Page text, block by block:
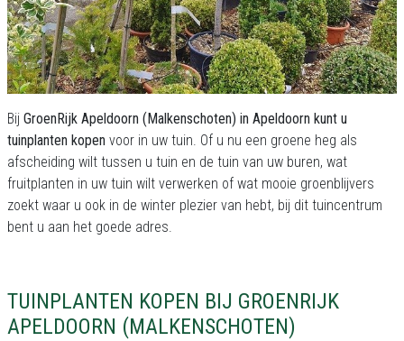
Bij GroenRijk Apeldoorn (Malkenschoten) in Apeldoorn kunt u
tuinplanten kopen voor in uw tuin. Of u nu een groene heg als
afscheiding wilt tussen u tuin en de tuin van uw buren, wat
fruitplanten in uw tuin wilt verwerken of wat mooie groenblijvers
zoekt waar u ook in de winter plezier van hebt, bij dit tuincentrum
bent u aan het goede adres.
TUINPLANTEN KOPEN BIJ GROENRIJK
APELDOORN (MALKENSCHOTEN)